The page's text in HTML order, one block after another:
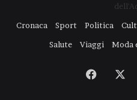
Cronaca
Sport Politica
Salute
Viaggi Moda